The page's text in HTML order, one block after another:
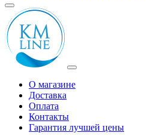
О магазине
Доставка
Оплата
Контакты
Гарантия лучшей цены